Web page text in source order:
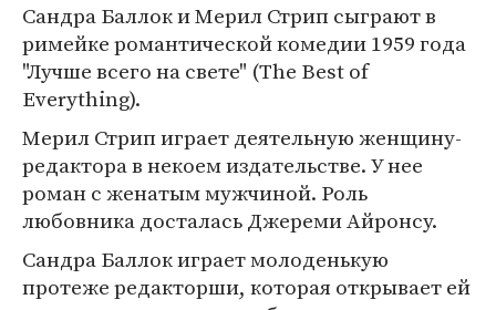
Сандра Баллок и Мерил Стрип сыграют в
римейке романтической комедии 1959 года
"Лучше всего на свете" (The Best of
Everything).
Мерил Стрип играет деятельную женщину-
редактора в некоем издательстве. У нее
роман с женатым мужчиной. Роль
любовника досталась Джереми Айронсу.
Сандра Баллок играет молоденькую
протеже редакторши, которая открывает ей